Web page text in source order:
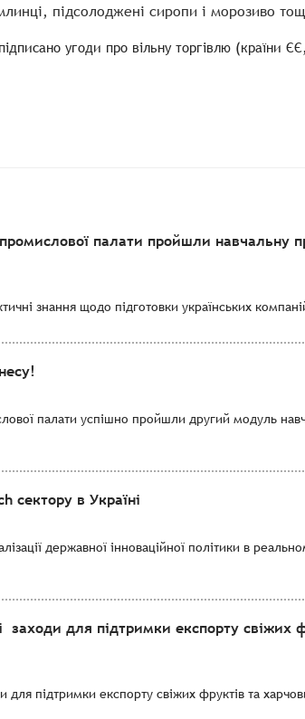
підсолоджені сиропи і морозиво
угоди про вільну торгівлю (країни
палати пройшли навчальну
знання щодо підготовки українських
палати успішно пройшли другий модуль
сектору в Україні
державної інноваційної політики в
заходи для підтримки експорту свіжих
підтримки експорту свіжих фруктів та